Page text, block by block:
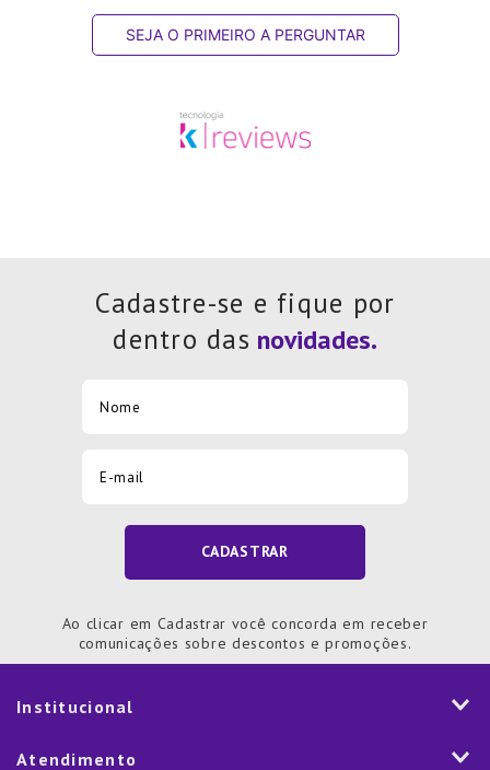
SEJA O PRIMEIRO A PERGUNTAR
Cadastre-se e fique por
dentro das
CADASTRAR
Ao clicar em Cadastrar você concorda em receber
comunicações sobre descontos e promoções.
Institucional
História
Atendimento